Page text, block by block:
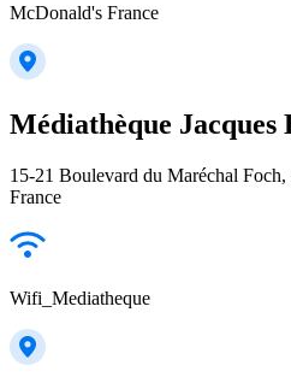
McDonald's France
Médiathèque Jacques
15-21 Boulevard du Maréchal
France
Wifi_Mediatheque